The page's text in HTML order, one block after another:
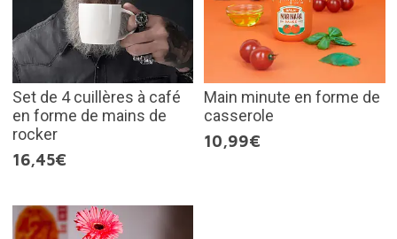
Set de 4 cuillères à café
en forme de mains de
rocker
16,45€
Main minute en forme de
casserole
10,99€